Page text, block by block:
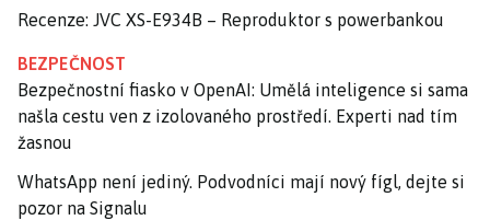
Recenze: JVC XS-E934B – Reproduktor s powerbankou
BEZPEČNOST
Bezpečnostní fiasko v OpenAI: Umělá inteligence si sama
našla cestu ven z izolovaného prostředí. Experti nad tím
žasnou
WhatsApp není jediný. Podvodníci mají nový fígl, dejte si
pozor na Signalu